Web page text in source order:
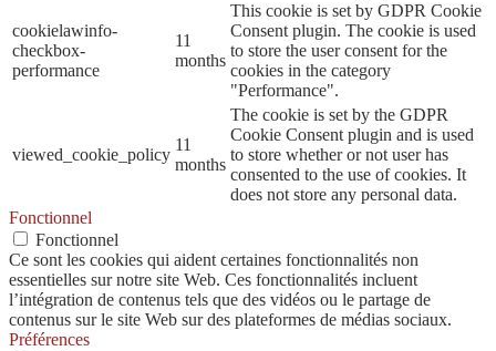
cookielawinfo-
checkbox-
performance
11
months
This cookie is set by GDPR Cookie
Consent plugin. The cookie is used
to store the user consent for the
cookies in the category
"Performance".
viewed_cookie_policy
11
months
The cookie is set by the GDPR
Cookie Consent plugin and is used
to store whether or not user has
consented to the use of cookies. It
does not store any personal data.
Fonctionnel
Fonctionnel
Ce sont les cookies qui aident certaines fonctionnalités non
essentielles sur notre site Web. Ces fonctionnalités incluent
l’intégration de contenus tels que des vidéos ou le partage de
contenus sur le site Web sur des plateformes de médias sociaux.
Préférences